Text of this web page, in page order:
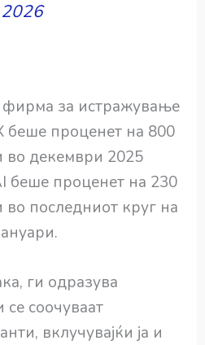
за истражување
беше проценет на 800
во декември 2025
беше проценет на 230
последниот круг на
ги одразува
соочуваат
вклучувајќи ја и